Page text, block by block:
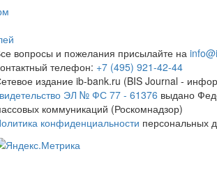
вопросы и пожелания присылайте на
телефон: +7 (495) 921-42-44
издание ib-bank.ru (BIS Journal -
ЭЛ № ФС 77 - 61376 выдано
коммуникаций (Роскомнадзор)
конфиденциальности персональных